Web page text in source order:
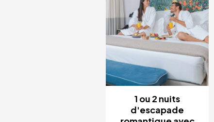
1 ou 2 nuits
d'escapade